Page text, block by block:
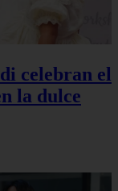
celebran el
la dulce